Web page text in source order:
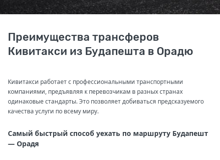
Преимущества трансферов
Кивитакси из Будапешта в Орадю
Кивитакси работает с профессиональными транспортными
компаниями, предъявляя к перевозчикам в разных странах
одинаковые стандарты. Это позволяет добиваться предсказуемого
качества услуги по всему миру.
Самый быстрый способ уехать по маршруту Будапешт
— Орадя